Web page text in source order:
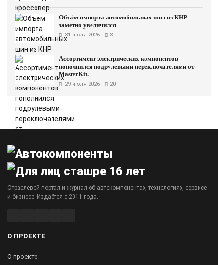
Объём импорта автомобильных шин из КНР
заметно увеличился
31 июля 2026 8
Ассортимент электрических компонентов
пополнился подрулевыми переключателями от
MasterKit.
29 июля 2026 20
Отраслевой портал и журнал об автокомпонентах, технологиях, сервисе
и бизнесе. Издаётся с 2011 года.
О ПРОЕКТЕ
О проекте